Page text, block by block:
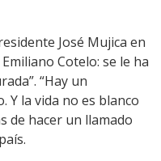
José Mujica en
Cotelo: se le ha
“Hay un
Y la vida no es blanco
de hacer un llamado